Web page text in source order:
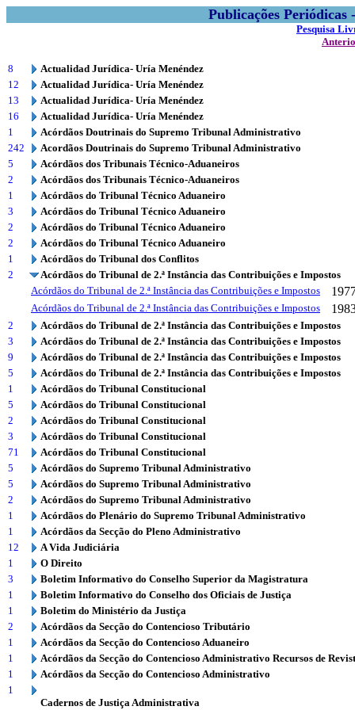
Publicações
Pesquisa
8
Actualidad Jurídica- Uría Menéndez
12
Actualidad Jurídica- Uría Menéndez
13
Actualidad Jurídica- Uría Menéndez
16
Actualidad Jurídica- Uría Menéndez
1
Acórdãos Doutrinais do Supremo Tribunal Administrativo
242
Acordãos Doutrinais do Supremo Tribunal Administrativo
5
Acórdãos dos Tribunais Técnico-Aduaneiros
2
Acórdãos dos Tribunais Técnico-Aduaneiros
1
Acórdãos do Tribunal Técnico Aduaneiro
3
Acórdãos do Tribunal Técnico Aduaneiro
2
Acórdãos do Tribunal Técnico Aduaneiro
2
Acórdãos do Tribunal Técnico Aduaneiro
1
Acórdãos do Tribunal dos Conflitos
2
Acórdãos do Tribunal de 2.ª Instância das Contribuições e Impostos
Acórdãos do Tribunal de 2.ª Instância das Contribuições e Impostos
Acórdãos do Tribunal de 2.ª Instância das Contribuições e Impostos
2
Acórdãos do Tribunal de 2.ª Instância das Contribuições e Impostos
3
Acórdãos do Tribunal de 2.ª Instância das Contribuições e Impostos
9
Acórdãos do Tribunal de 2.ª Instância das Contribuições e Impostos
5
Acórdãos do Tribunal de 2.ª Instância das Contribuições e Impostos
1
Acórdãos do Tribunal Constitucional
5
Acórdãos do Tribunal Constitucional
2
Acórdãos do Tribunal Constitucional
3
Acórdãos do Tribunal Constitucional
71
Acórdãos do Tribunal Constitucional
5
Acórdãos do Supremo Tribunal Administrativo
5
Acórdãos do Supremo Tribunal Administrativo
2
Acórdãos do Supremo Tribunal Administrativo
1
Acórdãos do Plenário do Supremo Tribunal Administrativo
1
Acórdãos da Secção do Pleno Administrativo
12
A Vida Judiciária
1
O Direito
3
Boletim Informativo do Conselho Superior da Magistratura
1
Boletim Informativo do Conselho dos Oficiais de Justiça
1
Boletim do Ministério da Justiça
2
Acórdãos da Secção do Contencioso Tributário
1
Acórdãos da Secção do Contencioso Aduaneiro
1
Acórdãos da Secção do Contencioso Administrativo Recursos de
1
Acórdãos da Secção do Contencioso Administrativo
1
Cadernos de Justiça Administrativa